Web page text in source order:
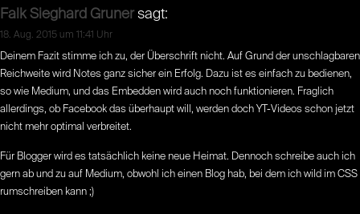
Falk Sieghard Gruner sagt:
18. Aug. 2015 um 11:41 Uhr
Deinem Fazit stimme ich zu, der Überschrift nicht. Auf Grund der unschlagbaren
Reichweite wird Notes ganz sicher ein Erfolg. Dazu ist es einfach zu bedienen,
so wie Medium, und das Embedden wird auch noch funktionieren. Fraglich
allerdings, ob Facebook das überhaupt will, werden doch YT-Videos schon jetzt
nicht mehr optimal verbreitet.
Für Blogger wird es tatsächlich keine neue Heimat. Dennoch schreibe auch ich
gern ab und zu auf Medium, obwohl ich einen Blog hab, bei dem ich wild im CSS
rumschreiben kann ;)